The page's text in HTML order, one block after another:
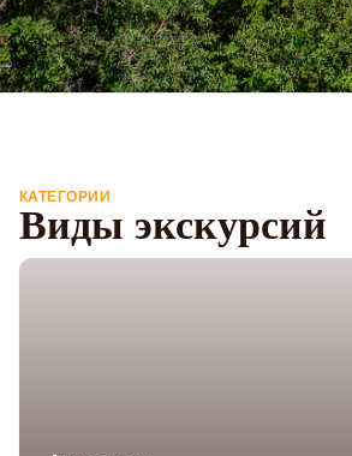
КАТЕГОРИИ
Виды экскурсий